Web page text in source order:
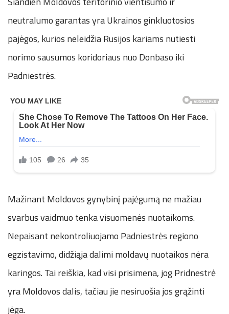
neutralumo garantas yra Ukrainos ginkluotosios
pajėgos, kurios neleidžia Rusijos kariams nutiesti
norimo sausumos koridoriaus nuo Donbaso iki
Padniestrės.
Mažinant Moldovos gynybinį pajėgumą ne mažiau
svarbus vaidmuo tenka visuomenės nuotaikoms.
Nepaisant nekontroliuojamo Padniestrės regiono
egzistavimo, didžiąja dalimi moldavų nuotaikos nėra
karingos. Tai reiškia, kad visi prisimena, jog Pridnestrė
yra Moldovos dalis, tačiau jie nesiruošia jos grąžinti
jėga.